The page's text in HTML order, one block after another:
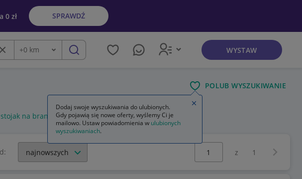
0 zł SPRAWDŹ
Wyczyść frazę
Odległość
+0 km szukaj WYSTAW
POLUB WYSZUKIWANIE
stojak na bransoletki
Wybierz stronę:
z 1
Dodaj swoje wyszukiwania do ulubionych.
Gdy pojawią się nowe oferty, wyślemy Ci je
mailowo. Ustaw powiadomienia w ulubionych
wyszukiwaniach.
Zamknij wskazówkę